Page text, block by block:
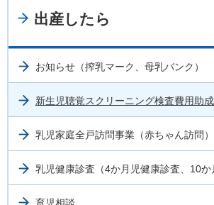
出産したら
お知らせ（搾乳マーク、母乳バンク）
新生児聴覚スクリーニング検査費用助成
乳児家庭全戸訪問事業（赤ちゃん訪問）
乳児健康診査（4か月児健康診査、10か